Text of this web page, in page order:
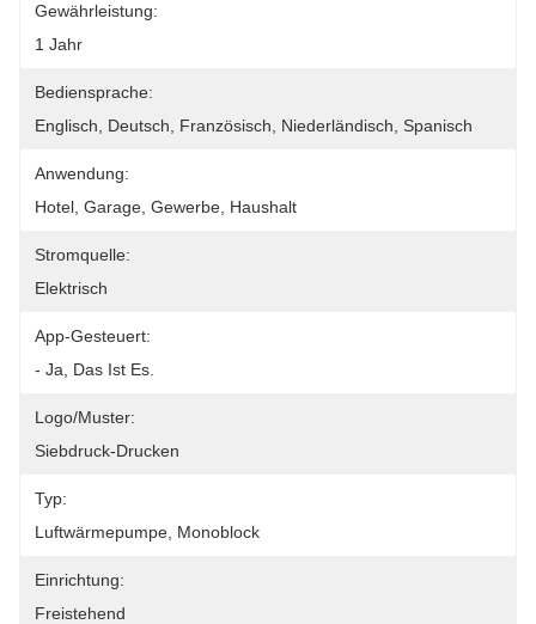
Gewährleistung:
1 Jahr
Bediensprache:
Englisch, Deutsch, Französisch, Niederländisch, Spanisch
Anwendung:
Hotel, Garage, Gewerbe, Haushalt
Stromquelle:
Elektrisch
App-Gesteuert:
- Ja, Das Ist Es.
Logo/Muster:
Siebdruck-Drucken
Typ:
Luftwärmepumpe, Monoblock
Einrichtung:
Freistehend